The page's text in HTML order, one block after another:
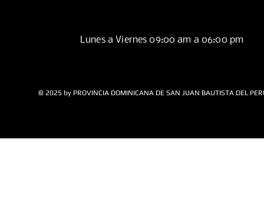
Lunes a Viernes 09:00 am a 06:00 pm
© 2025 by PROVINCIA DOMINICANA DE SAN JUAN BAUTISTA DEL